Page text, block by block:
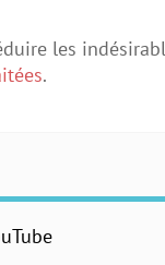
les
.